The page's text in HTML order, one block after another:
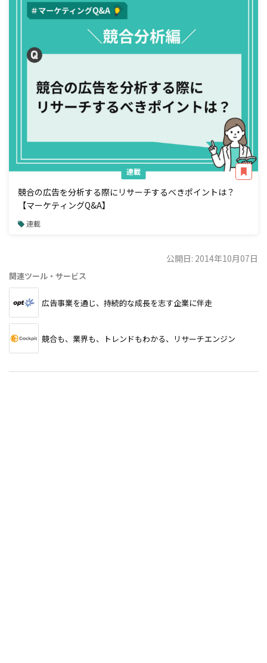
連載
競合の広告を分析する際にリサーチするべきポイントは？
【マーケティングQ&A】
連載
公開日: 2014年10月07日
関連ツール・サービス
広告事業を通じ、持続的な成長を志す企業に伴走
競合も、業界も、トレンドもわかる、リサーチエンジン